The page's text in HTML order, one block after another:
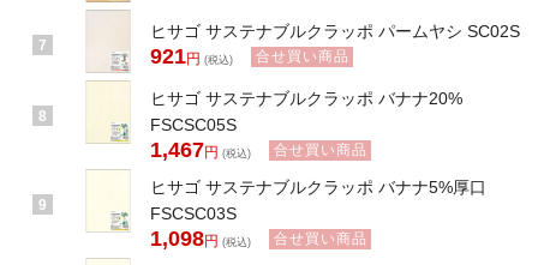
7
ヒサゴ サステナブルクラッポ パームヤシ SC02S
921円 (税込) 合せ買い商品
8
ヒサゴ サステナブルクラッポ バナナ20%
FSCSC05S
1,467円 (税込) 合せ買い商品
9
ヒサゴ サステナブルクラッポ バナナ5%厚口
FSCSC03S
1,098円 (税込) 合せ買い商品